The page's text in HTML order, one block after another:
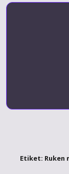
Etiket: Ruken